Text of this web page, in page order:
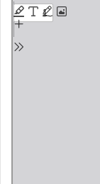
del
PDF